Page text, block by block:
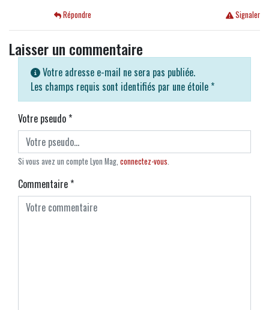
Signaler
Répondre
Laisser un commentaire
Votre adresse e-mail ne sera pas publiée.
Les champs requis sont identifiés par une étoile *
Votre pseudo*
Si vous avez un compte Lyon Mag, connectez-vous.
Commentaire*